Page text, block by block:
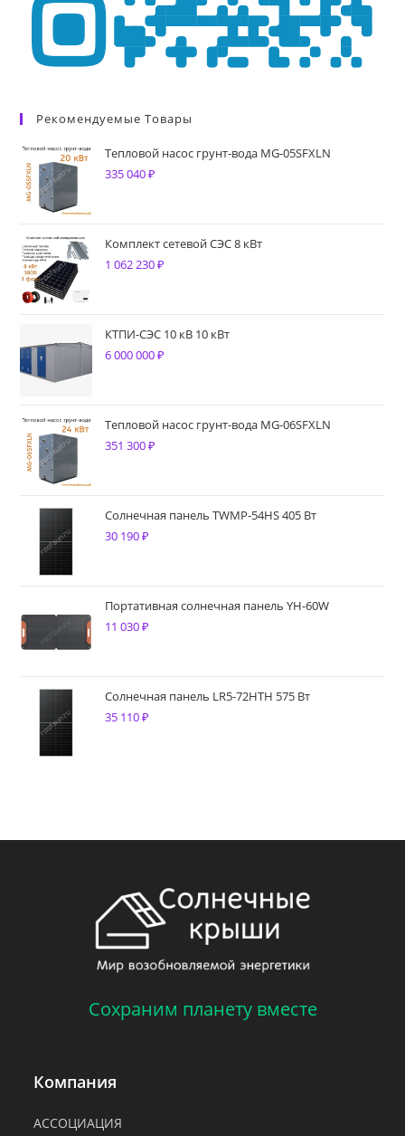
Рекомендуемые Товары
Тепловой насос грунт-вода MG-05SFXLN
335 040₽
Комплект сетевой СЭС 8 кВт
1 062 230₽
КТПИ-СЭС 10 кВ 10 кВт
6 000 000₽
Тепловой насос грунт-вода MG-06SFXLN
351 300₽
Солнечная панель TWMP-54HS 405 Вт
30 190₽
Портативная солнечная панель YH-60W
11 030₽
Солнечная панель LR5-72HTH 575 Вт
35 110₽
Сохраним планету вместе
Компания
АССОЦИАЦИЯ